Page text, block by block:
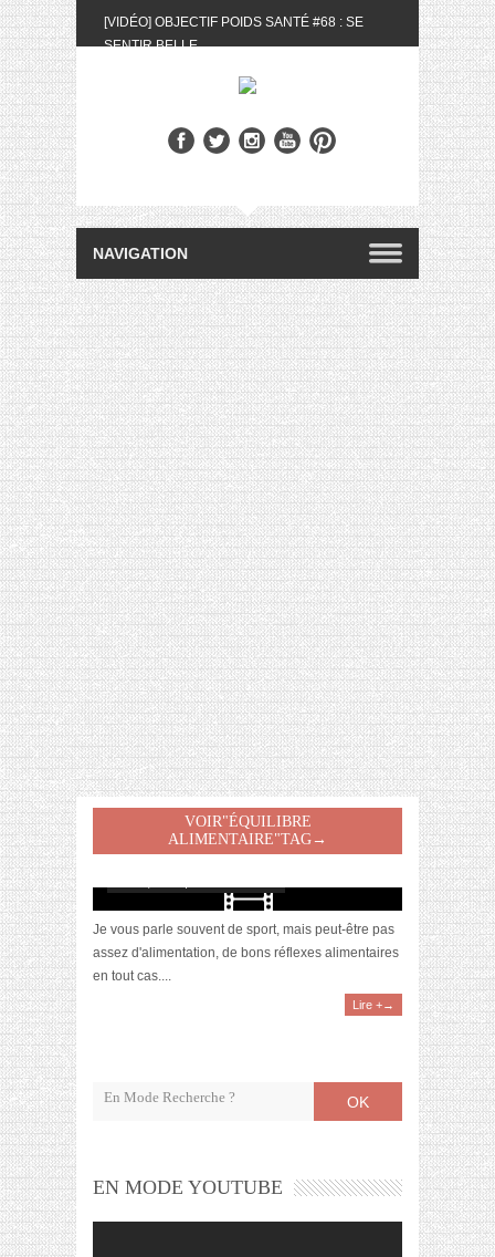
[VIDÉO] OBJECTIF POIDS SANTÉ #68 : SE
SENTIR BELLE
BIOTYFULL BOX DU MOIS DE MAI 2024 FEAT.
[VIDÉO] QUITOQUE #10 : MEAL PREP &
CONVIVIALITÉ
[VIDÉO] UNBOXING : LES MY LITTLE &
BIOTYFULL BOX DU MOIS D’AVRIL 2024
FEAT. AKILA
[VIDÉO] OBJECTIF POIDS SANTÉ #67 : L’AVIS
DES AUTRES, CE N’EST QUE LA VIE DES
AUTRES
[VIDÉO] UNBOXING : LES MY LITTLE &
BIOTYFULL BOX DES MOIS DE FÉVRIER ET
MARS 2024 FEAT. AKILA
[VIDÉO] LA SÉLECTION DU MOIS
#JANVIER2024
[VIDÉO] HELLOFRESH #34 : IDÉES
RECETTES RISOTTO
VOIR"ÉQUILIBRE
ALIMENTAIRE"TAG→
[Vidéo] Rééquilibrage alimentaire : par où
commencer ? (+ FAQ)
Je vous parle souvent de sport, mais peut-être pas
assez d'alimentation, de bons réflexes alimentaires
en tout cas....
Lire +→
OK
EN MODE YOUTUBE